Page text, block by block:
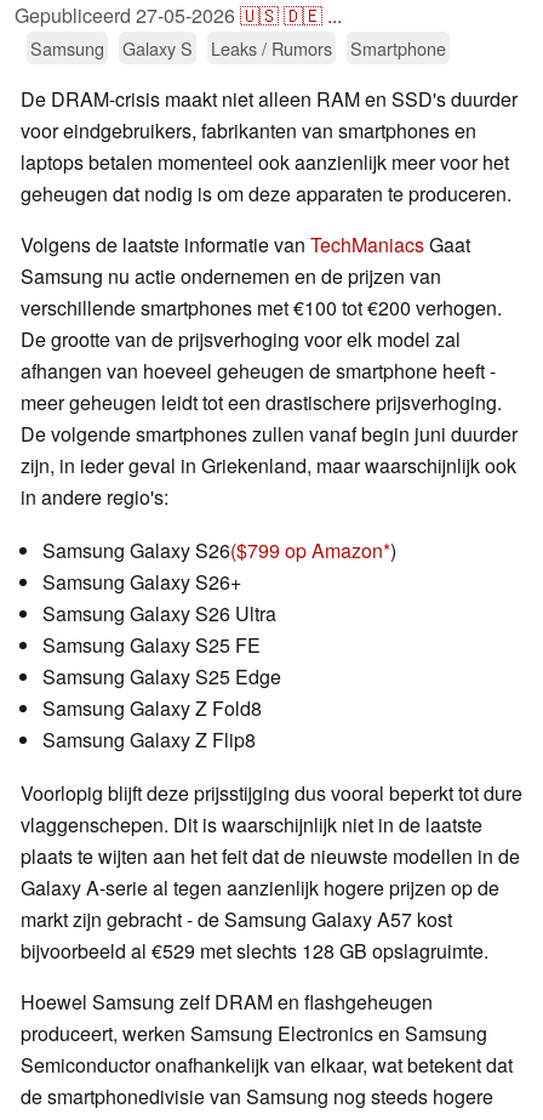
Gepubliceerd 27-05-2026🇺🇸🇩🇪 ...
Samsung Galaxy S Leaks / Rumors Smartphone
De DRAM-crisis maakt niet alleen RAM en SSD's duurder
voor eindgebruikers, fabrikanten van smartphones en
laptops betalen momenteel ook aanzienlijk meer voor het
geheugen dat nodig is om deze apparaten te produceren.
Volgens de laatste informatie van TechManiacsGaat
Samsung nu actie ondernemen en de prijzen van
verschillende smartphones met €100 tot €200 verhogen.
De grootte van de prijsverhoging voor elk model zal
afhangen van hoeveel geheugen de smartphone heeft -
meer geheugen leidt tot een drastischere prijsverhoging.
De volgende smartphones zullen vanaf begin juni duurder
zijn, in ieder geval in Griekenland, maar waarschijnlijk ook
in andere regio's:
Samsung Galaxy S26($799 op Amazon )
Samsung Galaxy S26+
Samsung Galaxy S26 Ultra
Samsung Galaxy S25 FE
Samsung Galaxy S25 Edge
Samsung Galaxy Z Fold8
Samsung Galaxy Z Flip8
Voorlopig blijft deze prijsstijging dus vooral beperkt tot dure
vlaggenschepen. Dit is waarschijnlijk niet in de laatste
plaats te wijten aan het feit dat de nieuwste modellen in de
Galaxy A-serie al tegen aanzienlijk hogere prijzen op de
markt zijn gebracht - de Samsung Galaxy A57 kost
bijvoorbeeld al €529 met slechts 128 GB opslagruimte.
Hoewel Samsung zelf DRAM en flashgeheugen
produceert, werken Samsung Electronics en Samsung
Semiconductor onafhankelijk van elkaar, wat betekent dat
de smartphonedivisie van Samsung nog steeds hogere